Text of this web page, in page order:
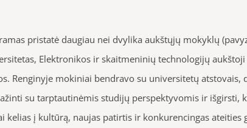
pristatė daugiau nei dvylika aukštųjų mokyklų
Elektronikos ir skaitmeninių technologijų aukštoji
Renginyje mokiniai bendravo su universitetų atstovais,
su tarptautinėmis studijų perspektyvomis ir išgirsti,
kelias į kultūrą, naujas patirtis ir konkurencingas ateities